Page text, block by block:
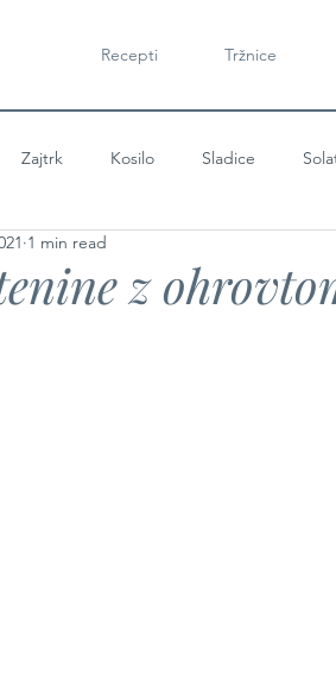
Recepti Tržnice
Zajtrk Kosilo Sladice
z
1 min read